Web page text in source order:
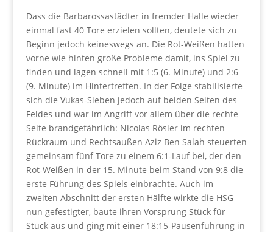
Dass die Barbarossastädter in fremder Halle wieder
einmal fast 40 Tore erzielen sollten, deutete sich zu
Beginn jedoch keineswegs an. Die Rot-Weißen hatten
vorne wie hinten große Probleme damit, ins Spiel zu
finden und lagen schnell mit 1:5 (6. Minute) und 2:6
(9. Minute) im Hintertreffen. In der Folge stabilisierte
sich die Vukas-Sieben jedoch auf beiden Seiten des
Feldes und war im Angriff vor allem über die rechte
Seite brandgefährlich: Nicolas Rösler im rechten
Rückraum und Rechtsaußen Aziz Ben Salah steuerten
gemeinsam fünf Tore zu einem 6:1-Lauf bei, der den
Rot-Weißen in der 15. Minute beim Stand von 9:8 die
erste Führung des Spiels einbrachte. Auch im
zweiten Abschnitt der ersten Hälfte wirkte die HSG
nun gefestigter, baute ihren Vorsprung Stück für
Stück aus und ging mit einer 18:15-Pausenführung in